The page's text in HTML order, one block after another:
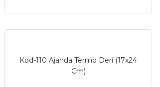
Kod-110 Ajanda Termo Deri (17x24
Cm)